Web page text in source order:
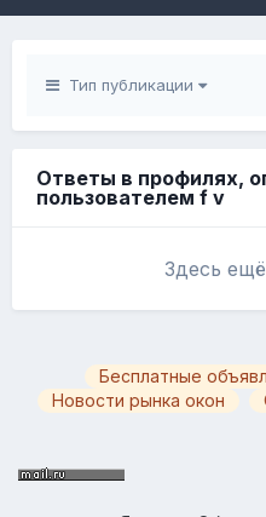
Тип публикации
Ответы в профилях,
пользователем f v
Здесь
Бесплатные
Новости рынка окон